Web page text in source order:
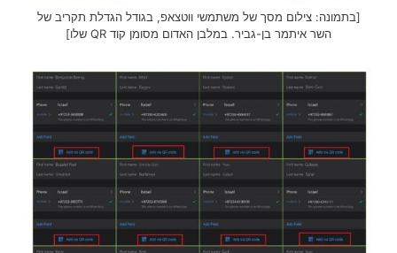
[בתמונה: צילום מסך של משתמשי ווטצאפ, בגודל הגדלת תקריב של
השר איתמר בן-גביר. במלבן האדום מסומן קוד QR שלו]